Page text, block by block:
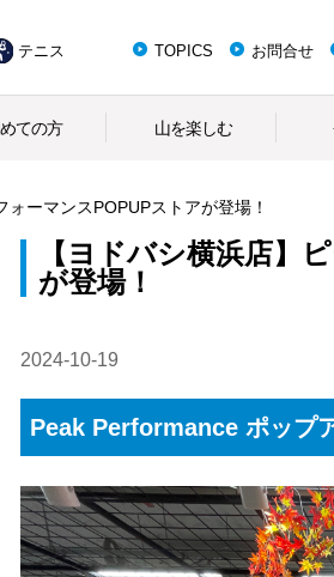
テニス TOPICS お問合せ
ての方 山を楽しむ
ォーマンスPOPUPストアが登場！
【ヨドバシ横浜店】
が登場！
2024-10-19
Peak Performance ポップ